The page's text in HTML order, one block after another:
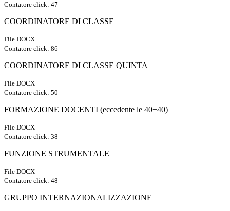
Contatore click: 47
COORDINATORE DI CLASSE
File DOCX
Contatore click: 86
COORDINATORE DI CLASSE QUINTA
File DOCX
Contatore click: 50
FORMAZIONE DOCENTI (eccedente le 40+40)
File DOCX
Contatore click: 38
FUNZIONE STRUMENTALE
File DOCX
Contatore click: 48
GRUPPO INTERNAZIONALIZZAZIONE